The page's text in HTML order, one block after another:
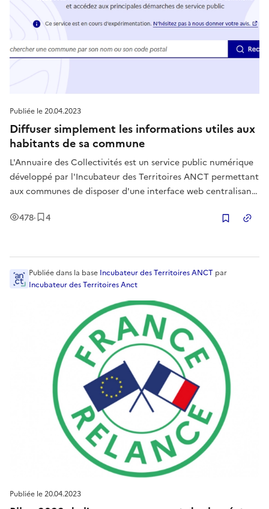
Publiée le20.04.2023
Diffuser simplement les informations utiles aux
habitants de sa commune
L'Annuaire des Collectivités est un service public numérique
développé par l'Incubateur des Territoires ANCT permettant
aux communes de disposer d'une interface web centralisant
d'ouverture de la mairie, liens vers les démarches adminis
478Vues
· 4Enregistrement
Publiée le20.04.2023
Publiéedans la base Incubateur des Territoires ANCT par
Incubateur des Territoires Anct